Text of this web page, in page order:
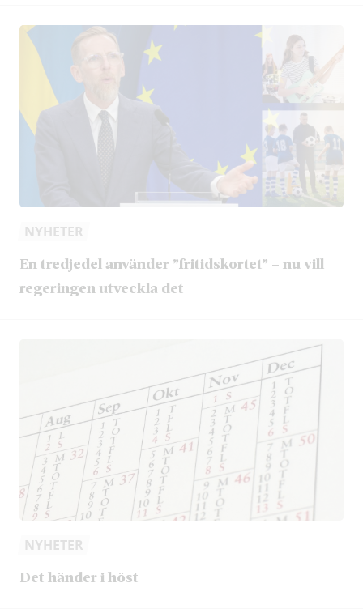
NYHETER
En tredjedel använder ”fritidskortet” – nu vill
regeringen utveckla det
NYHETER
Det händer i höst